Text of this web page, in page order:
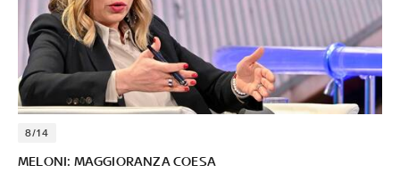
8/14
MELONI: MAGGIORANZA COESA